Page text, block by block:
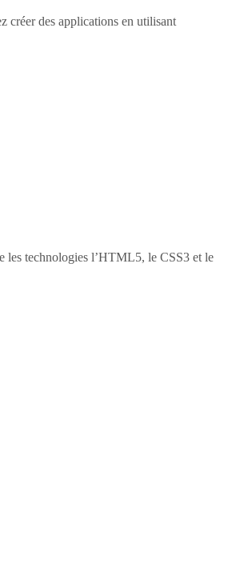
créer des applications en utilisant
les technologies l’HTML5, le CSS3 et le